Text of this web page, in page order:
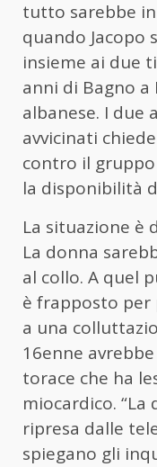
tutto sarebbe
quando Jacopo
insieme ai due
anni di Bagno a
albanese. I due
avvicinati
contro il
la disponibilità
La situazione è
La donna
al collo. A quel
è frapposto per
a una
16enne
torace che ha
miocardico.
ripresa dalle
spiegano gli